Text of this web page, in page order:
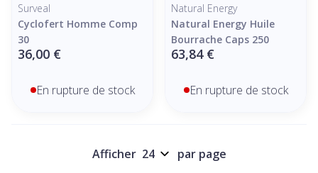
Surveal
Cyclofert Homme Comp
30
36,00 €
En rupture de stock
Natural Energy
Natural Energy Huile
Bourrache Caps 250
63,84 €
En rupture de stock
Afficher par page